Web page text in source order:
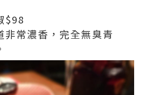
$98
非常濃香，完全無臭青